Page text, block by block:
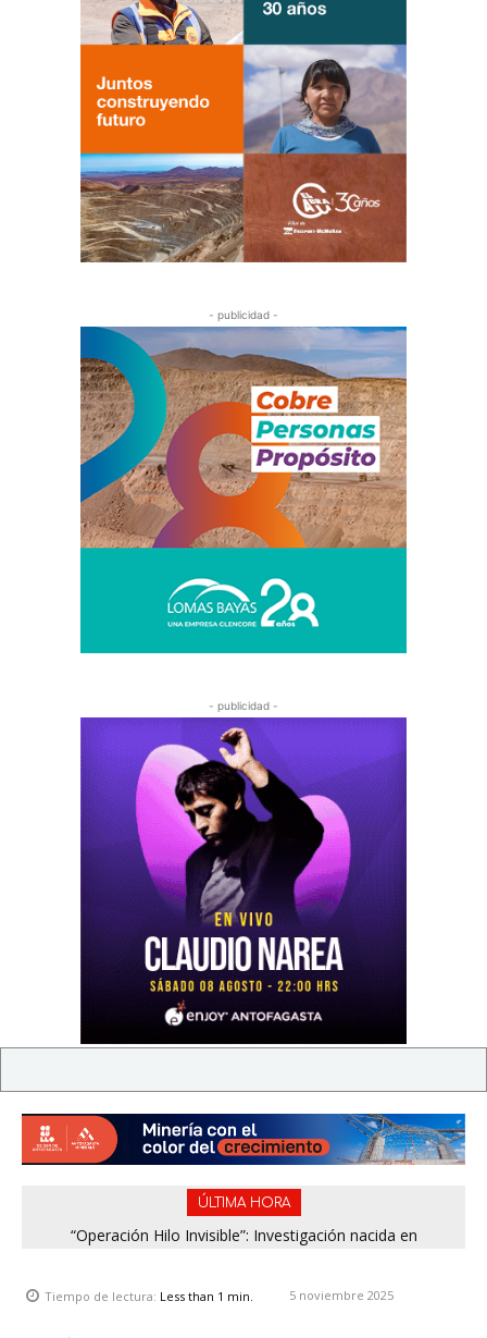
- publicidad -
- publicidad -